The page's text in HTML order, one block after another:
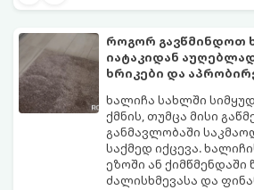
სასიამოვნო სიგრილე
ტექნიკის გარეშეც.
გთავაზობთ 10
ხელმისაწვდომ
როგორ გავწმინდოთ
იატაკიდან
ხრიკები და
ხალიჩა სახლში
ქმნის, თუმცა მისი
განმავლობაში
საქმედ იქცევა.
ეზოში ან ქიმწმენდაში
ძალისხმევასა და